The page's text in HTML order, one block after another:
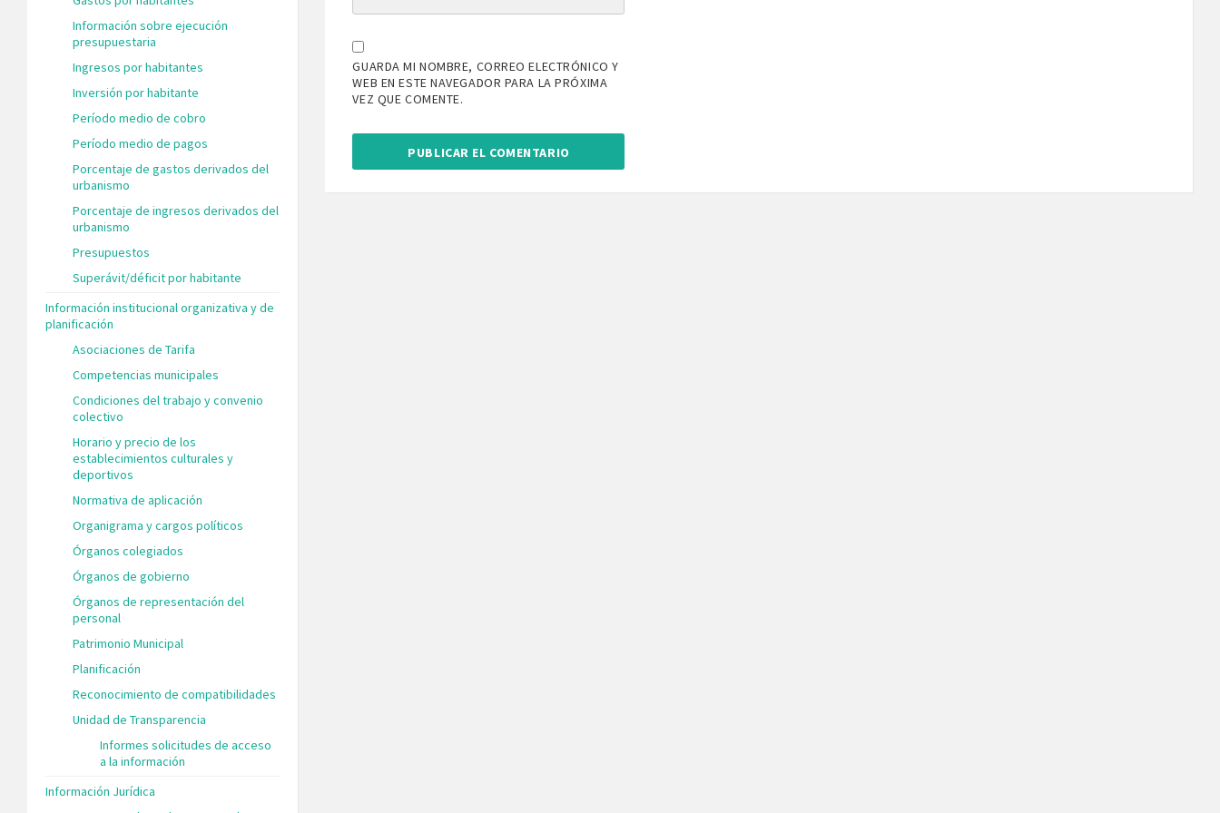
GUARDA MI NOMBRE, CORREO ELECTRÓNICO Y
WEB EN ESTE NAVEGADOR PARA LA PRÓXIMA
VEZ QUE COMENTE.
Información sobre ejecución
presupuestaria
Ingresos por habitantes
Inversión por habitante
Período medio de cobro
Período medio de pagos
Porcentaje de gastos derivados del
urbanismo
Porcentaje de ingresos derivados del
urbanismo
Presupuestos
Superávit/déficit por habitante
Información institucional organizativa y de
planificación
Asociaciones de Tarifa
Competencias municipales
Condiciones del trabajo y convenio
colectivo
Horario y precio de los
establecimientos culturales y
deportivos
Normativa de aplicación
Organigrama y cargos políticos
Órganos colegiados
Órganos de gobierno
Órganos de representación del
personal
Patrimonio Municipal
Planificación
Reconocimiento de compatibilidades
Unidad de Transparencia
Informes solicitudes de acceso
a la información
Información Jurídica